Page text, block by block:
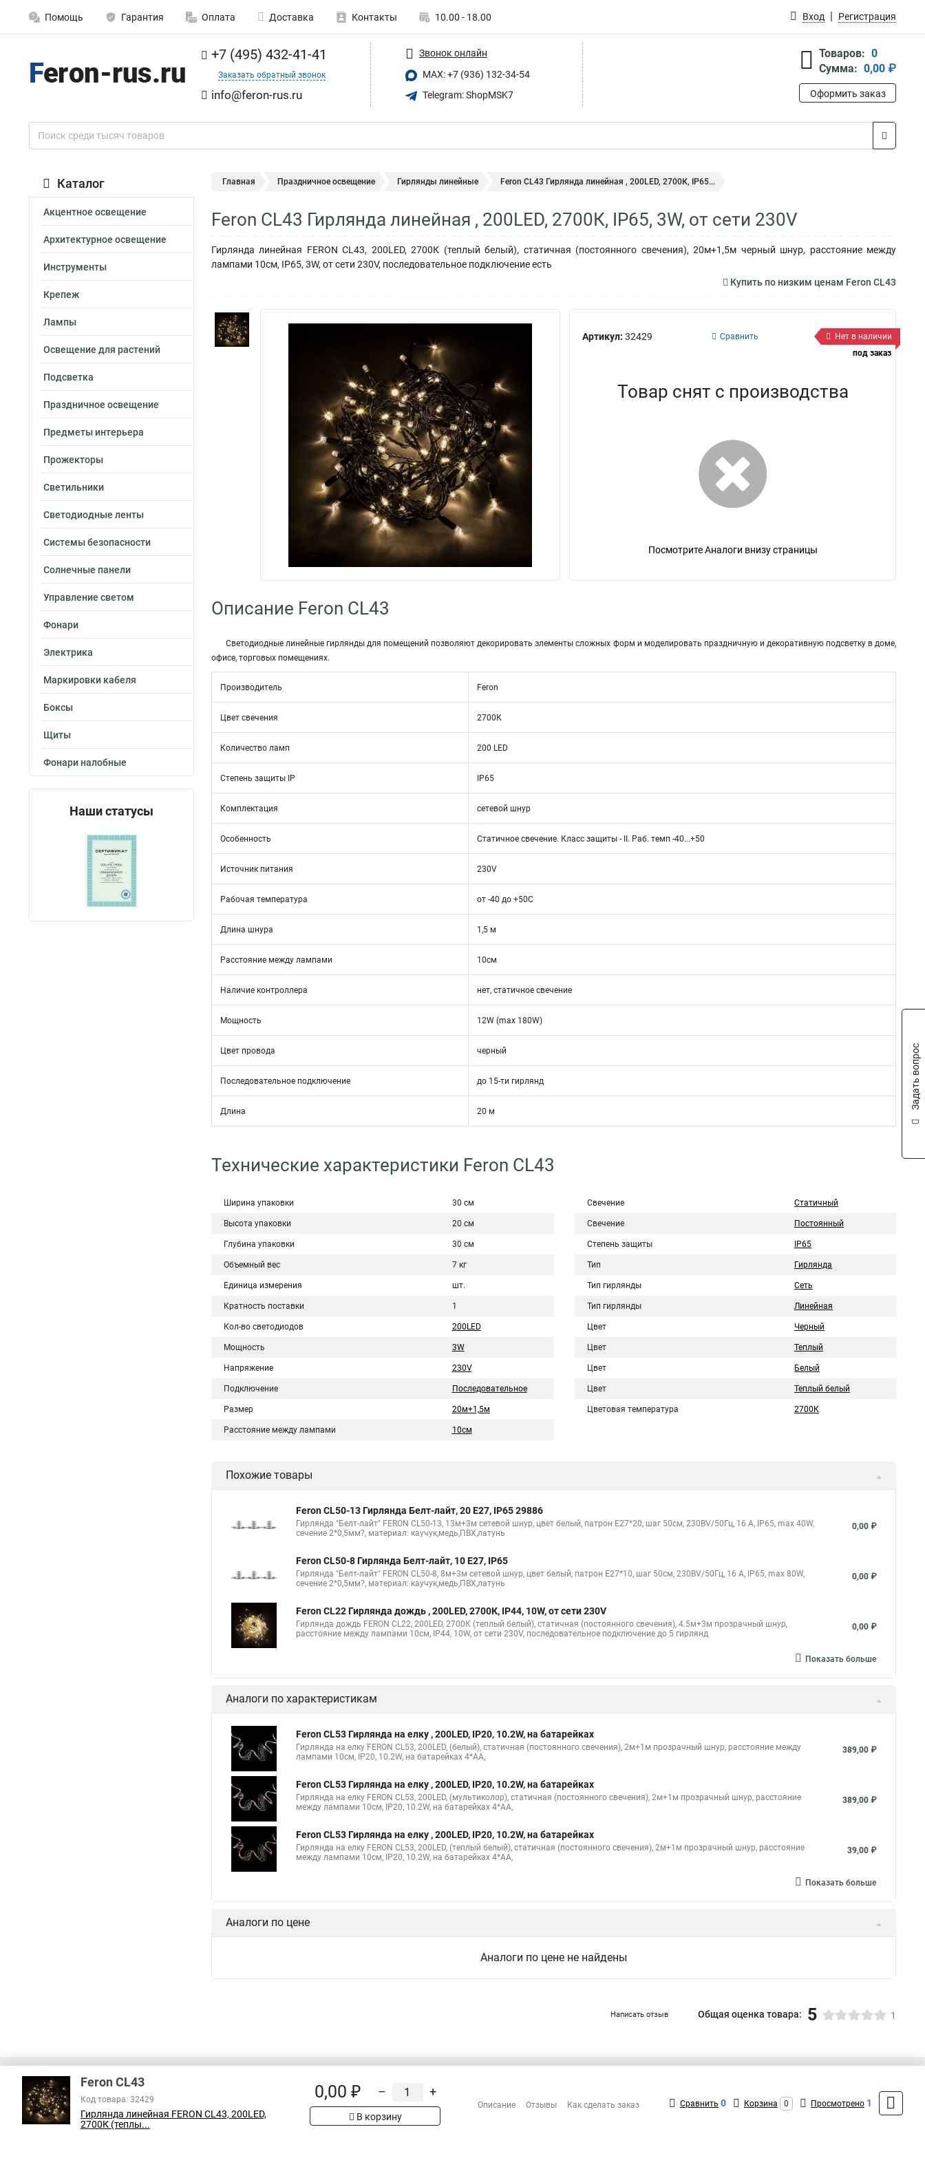
Помощь Гарантия Оплата Доставка Контакты 10.00 - 18.00 Вход Регистрация
+7 (495) 432-41-41
Заказать обратный звонок
info@feron-rus.ru
Звонок онлайн
MAX: +7 (936) 132-34-54
Telegram: ShopMSK7
Товаров: 0
Сумма: 0,00 ₽
Оформить заказ
Каталог
Акцентное освещение
Архитектурное освещение
Инструменты
Крепеж
Лампы
Освещение для растений
Подсветка
Праздничное освещение
Предметы интерьера
Прожекторы
Светильники
Светодиодные ленты
Системы безопасности
Солнечные панели
Управление светом
Фонари
Электрика
Маркировки кабеля
Боксы
Щиты
Фонари налобные
Наши статусы
Главная Праздничное освещение Гирлянды линейные Feron CL43 Гирлянда линейная , 200LED, 2700К, IP65...
Feron CL43 Гирлянда линейная , 200LED, 2700К, IP65, 3W, от сети 230V
Гирлянда линейная FERON CL43, 200LED, 2700К (теплый белый), статичная (постоянного свечения), 20м+1,5м черный шнур, расстояние между
лампами 10см, IP65, 3W, от сети 230V, последовательное подключение есть
Купить по низким ценам Feron CL43
Артикул: 32429 Сравнить
Нет в наличии
под заказ
Товар снят с производства
Посмотрите Аналоги внизу страницы
Описание Feron CL43
Светодиодные линейные гирлянды для помещений позволяют декорировать элементы сложных форм и моделировать праздничную и декоративную подсветку в доме,
офисе, торговых помещениях.
Производитель Feron
Цвет свечения 2700К
Количество ламп 200 LED
Степень защиты IP IP65
Комплектация сетевой шнур
Особенность Статичное свечение. Класс защиты - II. Раб. темп -40...+50
Источник питания 230V
Рабочая температура от -40 до +50С
Длина шнура 1,5 м
Расстояние между лампами 10см
Наличие контроллера нет, статичное свечение
Мощность 12W (max 180W)
Цвет провода черный
Последовательное подключение до 15-ти гирлянд
Длина 20 м
Технические характеристики Feron CL43
Ширина упаковки 30 см
Высота упаковки 20 см
Глубина упаковки 30 см
Объемный вес 7 кг
Единица измерения шт.
Кратность поставки 1
Кол-во светодиодов 200LED
Мощность 3W
Напряжение 230V
Подключение Последовательное
Размер 20м+1,5м
Расстояние между лампами 10см
Свечение Статичный
Свечение Постоянный
Степень защиты IP65
Тип Гирлянда
Тип гирлянды Сеть
Тип гирлянды Линейная
Цвет Черный
Цвет Теплый
Цвет Белый
Цвет Теплый белый
Цветовая температура 2700К
Похожие товары
Feron CL50-13 Гирлянда Белт-лайт, 20 E27, IP65 29886
Гирлянда "Белт-лайт" FERON CL50-13, 13м+3м сетевой шнур, цвет белый, патрон E27*20, шаг 50см, 230ВV/50Гц, 16 А, IP65, max 40W,
сечение 2*0,5мм?, материал: каучук,медь,ПВХ,латунь
0,00 ₽
Feron CL50-8 Гирлянда Белт-лайт, 10 E27, IP65
Гирлянда "Белт-лайт" FERON CL50-8, 8м+3м сетевой шнур, цвет белый, патрон E27*10, шаг 50см, 230ВV/50Гц, 16 А, IP65, max 80W,
сечение 2*0,5мм?, материал: каучук,медь,ПВХ,латунь
0,00 ₽
Feron CL22 Гирлянда дождь , 200LED, 2700К, IP44, 10W, от сети 230V
Гирлянда дождь FERON CL22, 200LED, 2700К (теплый белый), статичная (постоянного свечения), 4.5м+3м прозрачный шнур,
расстояние между лампами 10см, IP44, 10W, от сети 230V, последовательное подключение до 5 гирлянд
0,00 ₽
Показать больше
Аналоги по характеристикам
Feron CL53 Гирлянда на елку , 200LED, IP20, 10.2W, на батарейках
Гирлянда на елку FERON CL53, 200LED, (белый), статичная (постоянного свечения), 2м+1м прозрачный шнур, расстояние между
лампами 10см, IP20, 10.2W, на батарейках 4*AA,
389,00 ₽
Feron CL53 Гирлянда на елку , 200LED, IP20, 10.2W, на батарейках
Гирлянда на елку FERON CL53, 200LED, (мультиколор), статичная (постоянного свечения), 2м+1м прозрачный шнур, расстояние
между лампами 10см, IP20, 10.2W, на батарейках 4*AA,
389,00 ₽
Feron CL53 Гирлянда на елку , 200LED, IP20, 10.2W, на батарейках
Гирлянда на елку FERON CL53, 200LED, (теплый белый), статичная (постоянного свечения), 2м+1м прозрачный шнур, расстояние
между лампами 10см, IP20, 10.2W, на батарейках 4*AA,
39,00 ₽
Показать больше
Аналоги по цене
Аналоги по цене не найдены
Написать отзыв Общая оценка товара: 5 1
В соответствии с пунктом 2 статьи 437 ГК РФ, вся информация о товарах на сайте имеет
Сотрудничество
+7 (495) 432-41-41
MAX: +7 (936) 132-34-54
Feron CL43
Код товара: 32429
Гирлянда линейная FERON CL43, 200LED,
2700К (теплы...
0,00 ₽ – +
В корзину
Описание Отзывы Как сделать заказ Сравнить 0 Корзина 0 Просмотрено 1
Задать вопрос